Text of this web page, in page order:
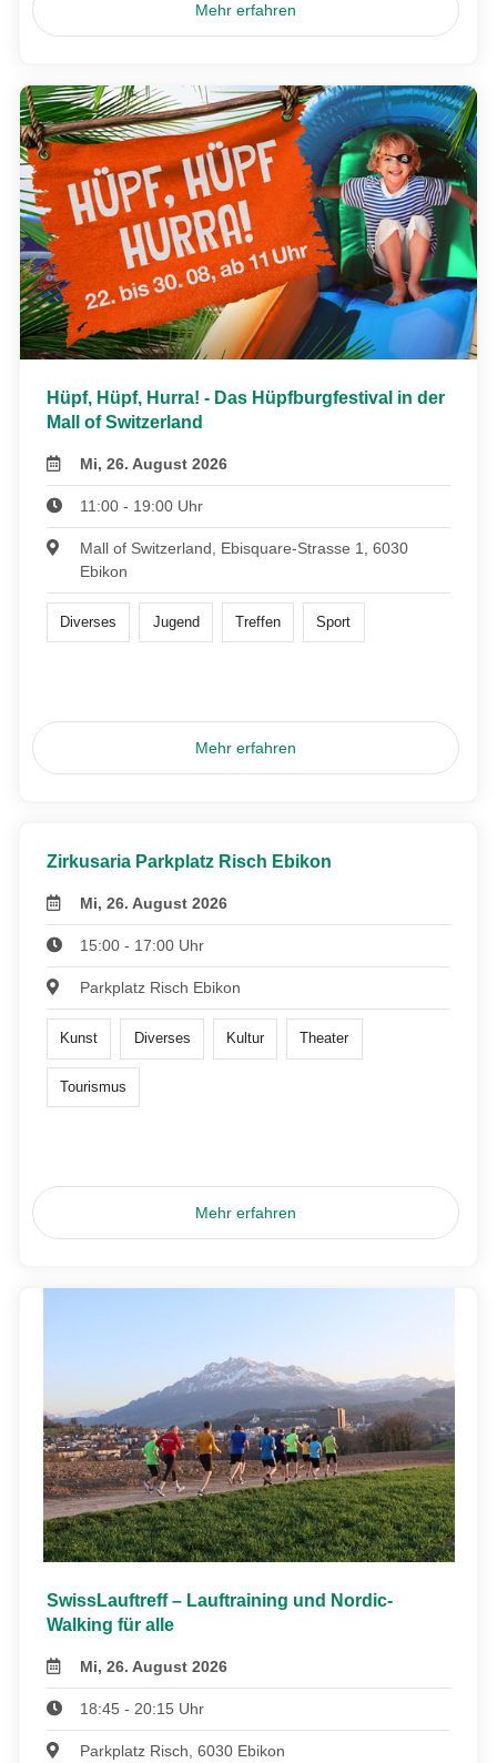
Mehr erfahren
Hüpf, Hüpf, Hurra! - Das Hüpfburgfestival in der
Mall of Switzerland
Mi, 26. August 2026
11:00 - 19:00 Uhr
Mall of Switzerland, Ebisquare-Strasse 1, 6030
Ebikon
Diverses Jugend Treffen Sport
Mehr erfahren
Zirkusaria Parkplatz Risch Ebikon
Mi, 26. August 2026
15:00 - 17:00 Uhr
Parkplatz Risch Ebikon
Kunst Diverses Kultur Theater
Tourismus
Mehr erfahren
SwissLauftreff – Lauftraining und Nordic-
Walking für alle
Mi, 26. August 2026
18:45 - 20:15 Uhr
Parkplatz Risch, 6030 Ebikon